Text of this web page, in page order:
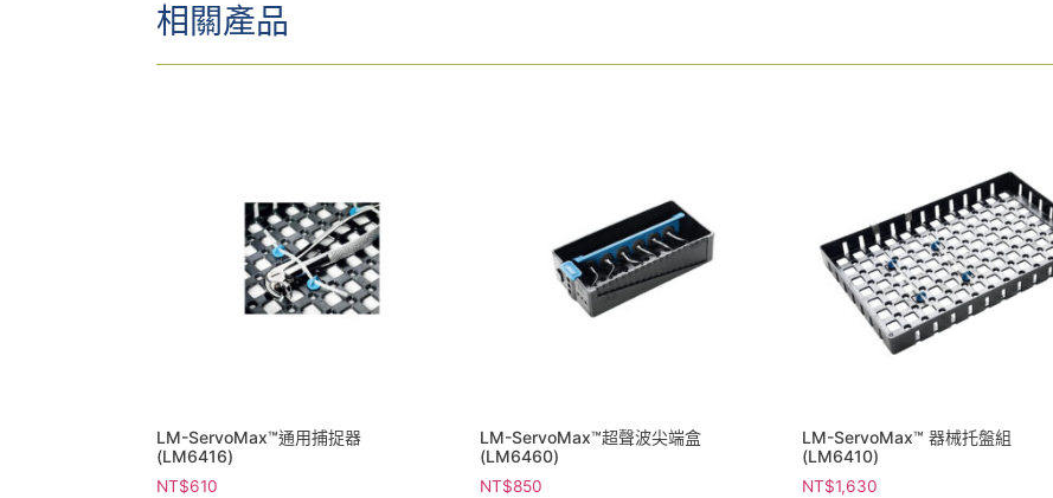
相關產品
LM-ServoMax™通用捕捉器
(LM6416)
NT$610
LM-ServoMax™超聲波尖端盒
(LM6460)
NT$850
LM-ServoMax™ 器械托盤組
(LM6410)
NT$1,630